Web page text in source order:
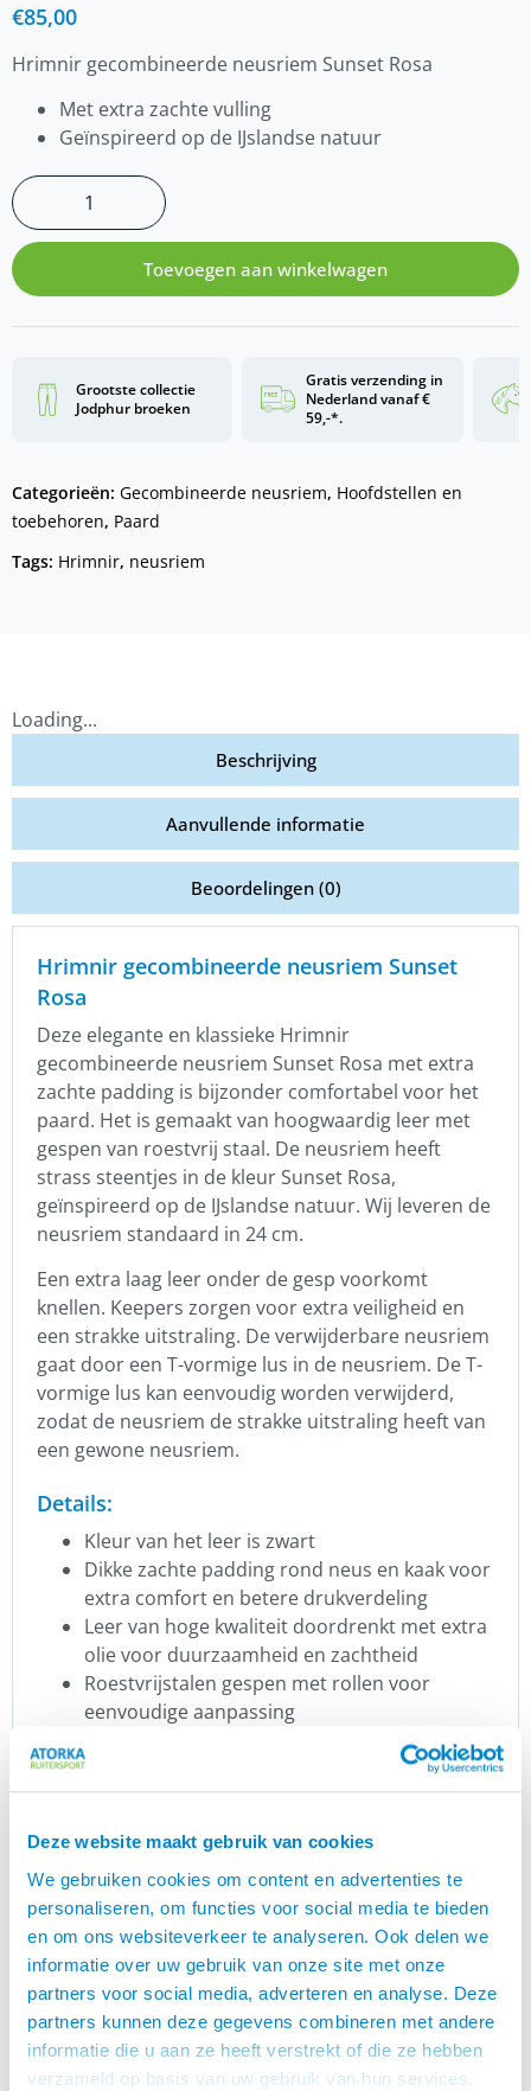
Deze website maakt gebruik van cookies
We gebruiken cookies om content en advertenties te
personaliseren, om functies voor social media te bieden
en om ons websiteverkeer te analyseren. Ook delen we
informatie over uw gebruik van onze site met onze
partners voor social media, adverteren en analyse. Deze
partners kunnen deze gegevens combineren met andere
informatie die u aan ze heeft verstrekt of die ze hebben
verzameld op basis van uw gebruik van hun services.
€85,00
Hrimnir gecombineerde neusriem Sunset Rosa
Met extra zachte vulling
Geïnspireerd op de IJslandse natuur
Toevoegen aan winkelwagen
Grootste collectie
Jodphur broeken
Gratis verzending in
Nederland vanaf €
59,-*.
Categorieën: Gecombineerde neusriem, Hoofdstellen en
toebehoren, Paard
Tags: Hrimnir, neusriem
Loading...
Beschrijving
Aanvullende informatie
Beoordelingen (0)
Hrimnir gecombineerde neusriem Sunset
Rosa
Deze elegante en klassieke Hrimnir
gecombineerde neusriem Sunset Rosa met extra
zachte padding is bijzonder comfortabel voor het
paard. Het is gemaakt van hoogwaardig leer met
gespen van roestvrij staal. De neusriem heeft
strass steentjes in de kleur Sunset Rosa,
geïnspireerd op de IJslandse natuur. Wij leveren de
neusriem standaard in 24 cm.
Een extra laag leer onder de gesp voorkomt
knellen. Keepers zorgen voor extra veiligheid en
een strakke uitstraling. De verwijderbare neusriem
gaat door een T-vormige lus in de neusriem. De T-
vormige lus kan eenvoudig worden verwijderd,
zodat de neusriem de strakke uitstraling heeft van
een gewone neusriem.
Details:
Kleur van het leer is zwart
Dikke zachte padding rond neus en kaak voor
extra comfort en betere drukverdeling
Leer van hoge kwaliteit doordrenkt met extra
olie voor duurzaamheid en zachtheid
Roestvrijstalen gespen met rollen voor
eenvoudige aanpassing
voorkomen
is een familiebedrijf uit IJsland. Rúnar Þór
Guðbrandsson en zijn vrouw Hulda Sóllilja
Aradóttir hebben het bedrijf in 2003 opgericht en
runnen het vanuit hun geboorteplaats
Mosfellsbær in Zuid-IJsland. Hrimnir staat voor
hoge kwaliteit. De producten zijn prachtig en
hebben een uniek design.
Het comfort en de functionaliteit voor jou en je